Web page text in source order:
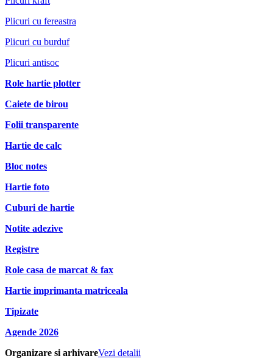
Plicuri cu fereastra
Plicuri cu burduf
Plicuri antisoc
Role hartie plotter
Caiete de birou
Folii transparente
Hartie de calc
Bloc notes
Hartie foto
Cuburi de hartie
Notite adezive
Registre
Role casa de marcat & fax
Hartie imprimanta matriceala
Tipizate
Agende 2026
Organizare si arhivareVezi detalii